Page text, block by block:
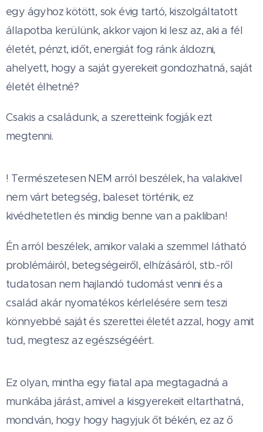
egy ágyhoz kötött, sok évig tartó, kiszolgáltatott
állapotba kerülünk, akkor vajon ki lesz az, aki a fél
életét, pénzt, időt, energiát fog ránk áldozni,
ahelyett, hogy a saját gyerekeit gondozhatná, saját
életét élhetné?
Csakis a családunk, a szeretteink fogják ezt
megtenni.
! Természetesen NEM arról beszélek, ha valakivel
nem várt betegség, baleset történik, ez
kivédhetetlen és mindig benne van a pakliban!
Én arról beszélek, amikor valaki a szemmel látható
problémáiról, betegségeiről, elhízásáról, stb.-ről
tudatosan nem hajlandó tudomást venni és a
család akár nyomatékos kérlelésére sem teszi
könnyebbé saját és szerettei életét azzal, hogy amit
tud, megtesz az egészségéért.
Ez olyan, mintha egy fiatal apa megtagadná a
munkába járást, amivel a kisgyerekeit eltarthatná,
mondván, hogy hogy hagyjuk őt békén, ez az ő